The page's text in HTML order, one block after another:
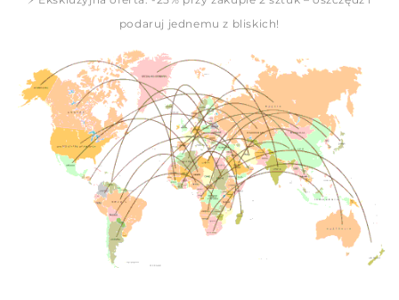
podaruj jednemu z bliskich!